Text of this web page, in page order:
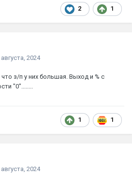
2 1
2024
з/п у них большая. Выход и % с
"0"........
1 1
2024